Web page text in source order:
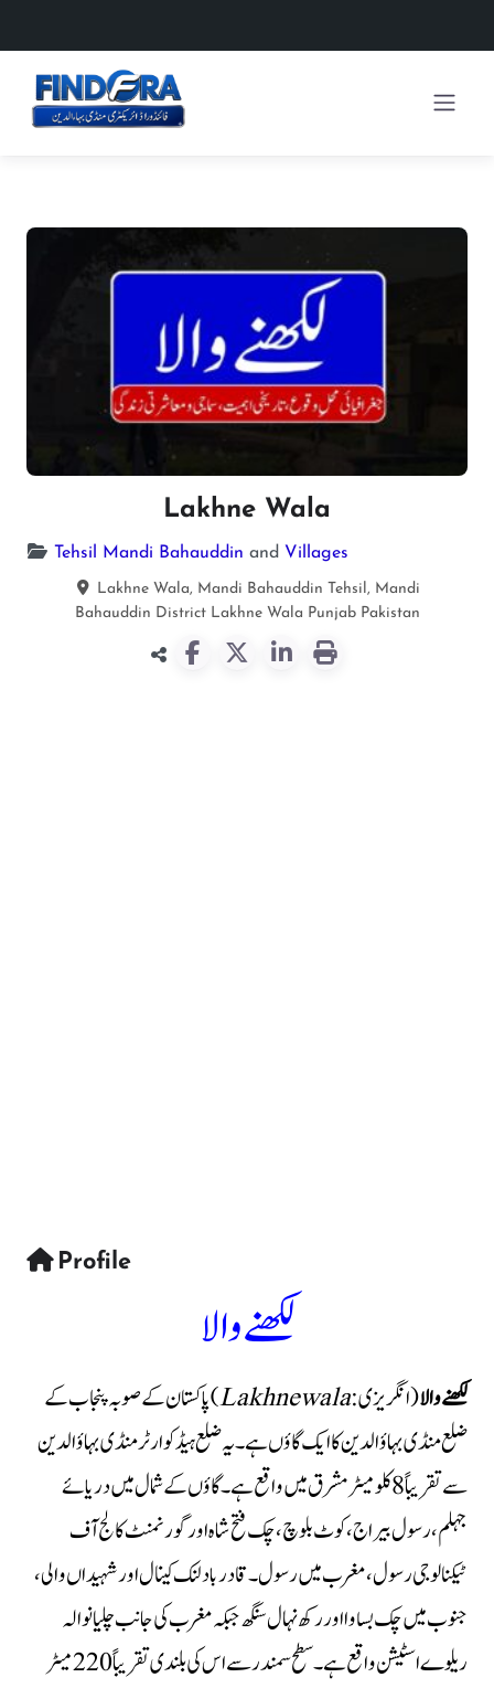
Lakhne Wala
Tehsil Mandi Bahauddin and Villages
Lakhne Wala, Mandi Bahauddin Tehsil, Mandi
Bahauddin District Lakhne Wala Punjab Pakistan
Profile
لکھنے والا
لکھنے والا(انگریزی:Lakhnewala) پاکستان کے صوبہ پنجاب کے
ضلع منڈی بہاؤالدین کا ایک گاؤں ہے۔ یہ ضلع ہیڈکوارٹر منڈی بہاؤالدین
سے تقریباً 8 کلومیٹر مشرق میں واقع ہے۔ گاؤں کے شمال میں دریائے
جہلم، رسول بیراج، کوٹ بلوچ، چک فتح شاہ اور گورنمنٹ کالج آف
ٹیکنالوجی رسول، مغرب میں رسول۔قادرباد لنک کینال اور شہیداں والی،
جنوب میں چک بساوا اور رکھ نہال سنگھ جبکہ مغرب کی جانب چلیانوالہ
ریلوے اسٹیشن واقع ہے۔ سطح سمندر سے اس کی بلندی تقریباً 220 میٹر